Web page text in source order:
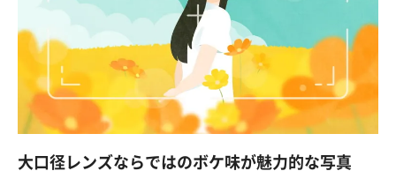
大口径レンズならではのボケ味が魅力的な写真